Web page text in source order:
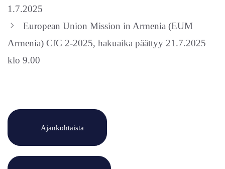
1.7.2025
European Union Mission in Armenia (EUM
Armenia) CfC 2-2025, hakuaika päättyy 21.7.2025
klo 9.00
Ajankohtaista